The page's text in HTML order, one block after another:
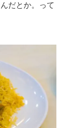
だとか。って